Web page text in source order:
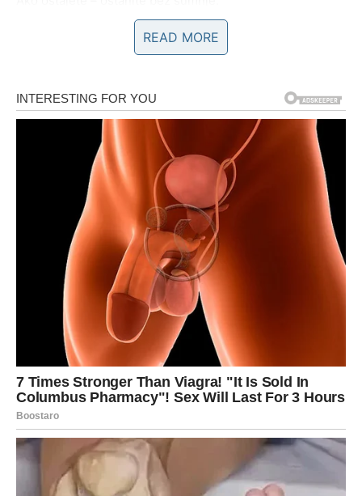
Ako odlazite – učinite to bez oklevanja.
Slobodni Blizanci mogu biti iznenađeni susretom ili
porukom koja dolazi potpuno neočekivano. Odluka da li
ćete odgovoriti, nastaviti razgovor ili se otvoriti – moraće
biti brza. Zvezde poručuju da
ova odluka nosi karmičku
, i da može označiti početak nečega vrlo značajnog.
Emocije – vreme je da presečete
Unutrašnje stanje Blizanaca ovog vikenda može biti
nemirno, ali oslobađajuće
. Mislima ćete biti na sto strana,
ali jedna misao će se stalno vraćati – ona koju ste najviše
izbegavali. Upravo tu leži odgovor.
Nagle odluke koje ćete doneti neće biti impulsivne, već
rezultat svega što ste do sada ćutali, trpeli i analizirali.
Ovaj vikend vas uči da više ne možete nositi dve istine u
READ MORE